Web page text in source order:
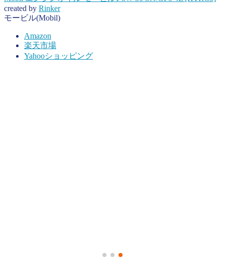
created by Rinker
モービル(Mobil)
Amazon
楽天市場
Yahooショッピング